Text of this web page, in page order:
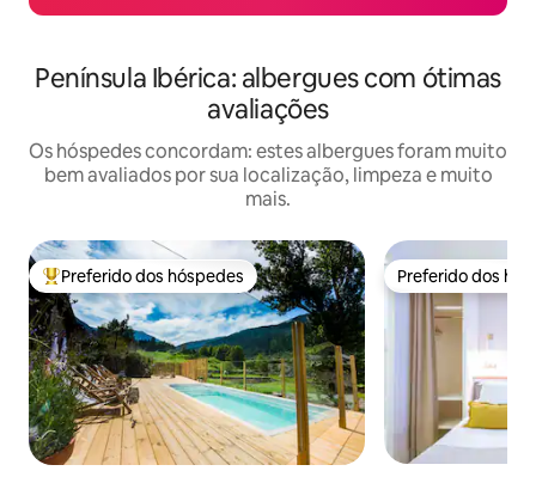
Península Ibérica: albergues com ótimas
avaliações
Os hóspedes concordam: estes albergues foram muito
bem avaliados por sua localização, limpeza e muito
mais.
Entre os melhores preferidos dos hóspedes
Preferido dos hóspedes Preferido dos
Preferido dos